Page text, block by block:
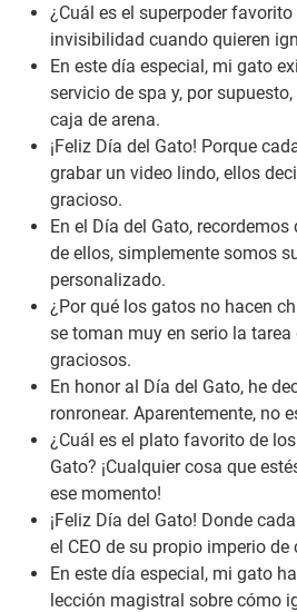
¿Cuál es el superpoder favorito
invisibilidad cuando quieren
En este día especial, mi gato
servicio de spa y, por
caja de arena.
¡Feliz Día del Gato! Porque
grabar un video lindo, ellos
gracioso.
En el Día del Gato,
de ellos, simplemente somos
personalizado.
¿Por qué los gatos no hacen
se toman muy en serio la tarea
graciosos.
En honor al Día del Gato, he
ronronear. Aparentemente, no
¿Cuál es el plato favorito de
Gato? ¡Cualquier cosa que
ese momento!
¡Feliz Día del Gato! Donde
el CEO de su propio imperio de
En este día especial, mi gato
lección magistral sobre cómo